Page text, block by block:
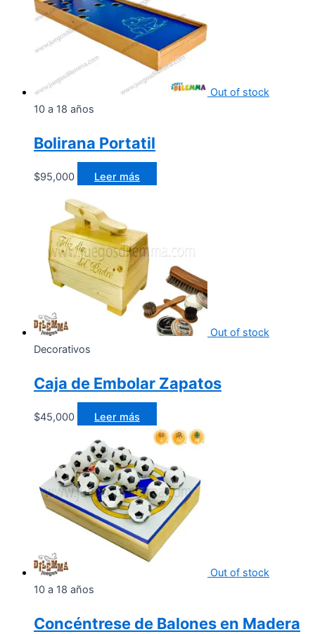
Out of stock
10 a 18 años
Bolirana Portatil
$95,000 Leer más
Out of stock
Decorativos
Caja de Embolar Zapatos
$45,000 Leer más
Out of stock
10 a 18 años
Concéntrese de Balones en Madera